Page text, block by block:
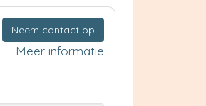
Neem contact op
Meer informatie